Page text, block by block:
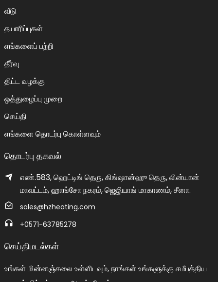
வீடு
தயாரிப்புகள்
எங்களைப் பற்றி
தீர்வு
திட்ட வழக்கு
ஒத்துழைப்பு முறை
செய்தி
எங்களை தொடர்பு கொள்ளவும்
தொடர்பு தகவல்
எண்.583, ஹெட்டிங் தெரு, கிங்ஷான்ஹு தெரு, லின்யான்
மாவட்டம், ஹாங்சோ நகரம், ஜெஜியாங் மாகாணம், சீனா.
sales@hzheating.com
+0571-63785278
செய்திமடல்கள்
உங்கள் மின்னஞ்சலை உள்ளிடவும், நாங்கள் உங்களுக்கு சமீபத்திய